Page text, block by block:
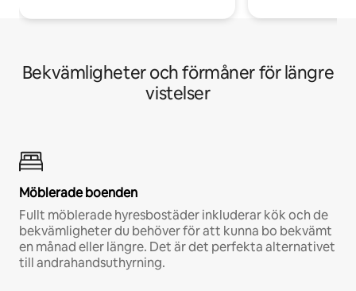
Bekvämligheter och förmåner för längre
vistelser
Möblerade boenden
Fullt möblerade hyresbostäder inkluderar kök och de
bekvämligheter du behöver för att kunna bo bekvämt
en månad eller längre. Det är det perfekta alternativet
till andrahandsuthyrning.